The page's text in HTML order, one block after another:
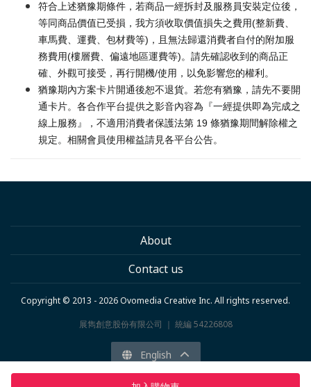
符合上述猶豫期條件，若商品一經拆封及服務員安裝定位後，
等同商品價值已受損，我方須收取價值損失之費用(整新費、
車馬費、運費、包材費等)，且無法歸還消費者自付的附加服
務費用(樓層費、偏遠地區運費等)。請先確認收到的商品正
確、外觀可接受，再行開機/使用，以免影響您的權利。
猶豫期內方案卡片開通後恕不退貨。若您有猶豫，請先不要開
通卡片。各合作平台提供之影音內容為『一經提供即為完成之
線上服務』，不適用消費者保護法第 19 條猶豫期間解除權之
規定。相關會員使用權益請見各平台公告。
About
Contact us
Copyright © 2013 - 2026 Ovomedia Creative Inc. All rights reserved.
展雋創意股份有限公司 ｜ 統編 54226808
English